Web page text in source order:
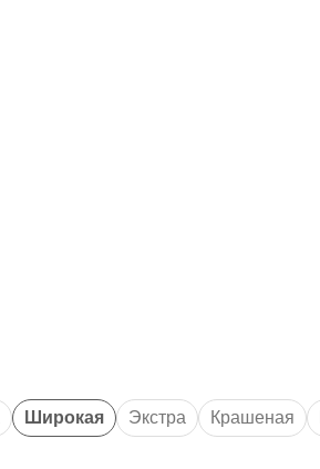
Широкая Экстра Крашеная